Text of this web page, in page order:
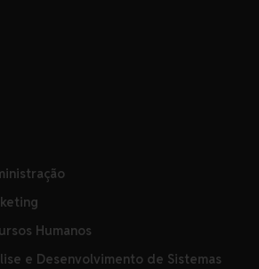
Humanos
e Desenvolvimento de Sistemas